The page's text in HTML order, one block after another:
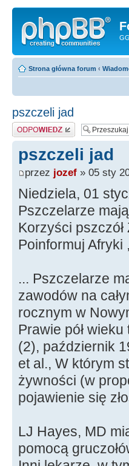
GG
Strona główna forum ‹
pszczeli jad
Odpowiedz
pszczeli jad
przez jozef » 05 sty
Niedziela, 01
Pszczelarze
Korzyści
Poinformuj Afryki
... Pszczelarze
zawodów na
rocznym w
Prawie pół
(2), październik
et al., W którym
żywności (w
pojawienie się
LJ Hayes, MD
pomocą